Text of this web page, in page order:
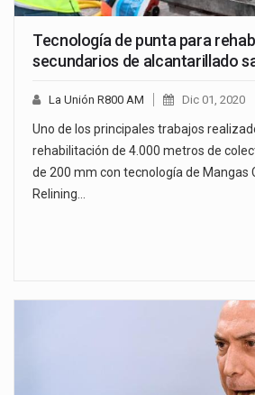
Tecnología de punta para
secundarios de alcantarillado
La Unión R800 AM Dic 01, 2020
Uno de los principales trabajos
rehabilitación de 4.000 metros de
de 200 mm con tecnología de Mangas
Relining…